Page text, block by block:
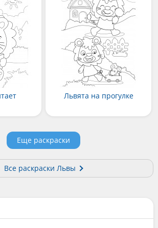
Львята на прогулке
Еще раскраски
Все раскраски Львы